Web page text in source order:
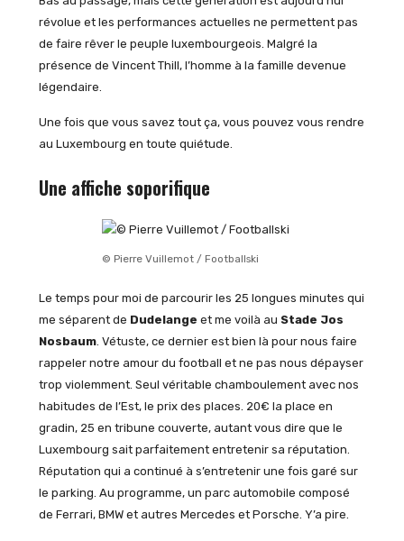
révolue et les performances actuelles ne permettent pas
de faire rêver le peuple luxembourgeois. Malgré la
présence de Vincent Thill, l’homme à la famille devenue
légendaire.
Une fois que vous savez tout ça, vous pouvez vous rendre
au Luxembourg en toute quiétude.
Une affiche soporifique
© Pierre Vuillemot / Footballski
Le temps pour moi de parcourir les 25 longues minutes qui
me séparent de Dudelange et me voilà au Stade Jos
Nosbaum. Vétuste, ce dernier est bien là pour nous faire
rappeler notre amour du football et ne pas nous dépayser
trop violemment. Seul véritable chamboulement avec nos
habitudes de l’Est, le prix des places. 20€ la place en
gradin, 25 en tribune couverte, autant vous dire que le
Luxembourg sait parfaitement entretenir sa réputation.
Réputation qui a continué à s’entretenir une fois garé sur
le parking. Au programme, un parc automobile composé
de Ferrari, BMW et autres Mercedes et Porsche. Y’a pire.